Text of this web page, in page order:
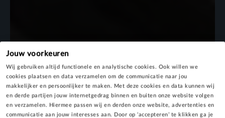
Jouw voorkeuren
Wij gebruiken altijd functionele en analytische cookies. Ook willen we
cookies plaatsen en data verzamelen om de communicatie naar jou
makkelijker en persoonlijker te maken. Met deze cookies en data kunnen wij
en derde partijen jouw internetgedrag binnen en buiten onze website volgen
en verzamelen. Hiermee passen wij en derden onze website, advertenties en
communicatie aan jouw interesses aan. Door op ‘accepteren’ te klikken ga je